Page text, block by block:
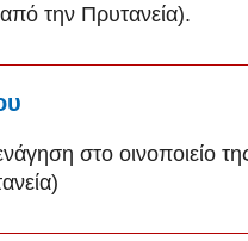
την Πρυτανεία).
στο οινοποιείο